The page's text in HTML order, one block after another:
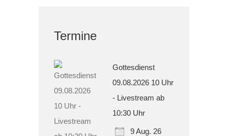
Termine
Gottesdienst
09.08.2026 10 Uhr
- Livestream ab
10:30 Uhr
9 Aug. 26